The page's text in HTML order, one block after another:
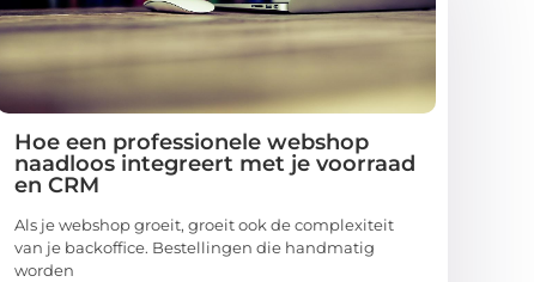
Hoe een professionele webshop
naadloos integreert met je voorraad
en CRM
Als je webshop groeit, groeit ook de complexiteit
van je backoffice. Bestellingen die handmatig
worden